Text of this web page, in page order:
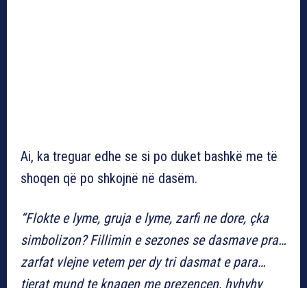
Ai, ka treguar edhe se si po duket bashkë me të
shoqen që po shkojnë në dasëm.
“Flokte e lyme, gruja e lyme, zarfi ne dore, çka
simbolizon? Fillimin e sezones se dasmave pra…
zarfat vlejne vetem per dy tri dasmat e para…
tjerat mund te knaqen me prezencen, hyhyhy